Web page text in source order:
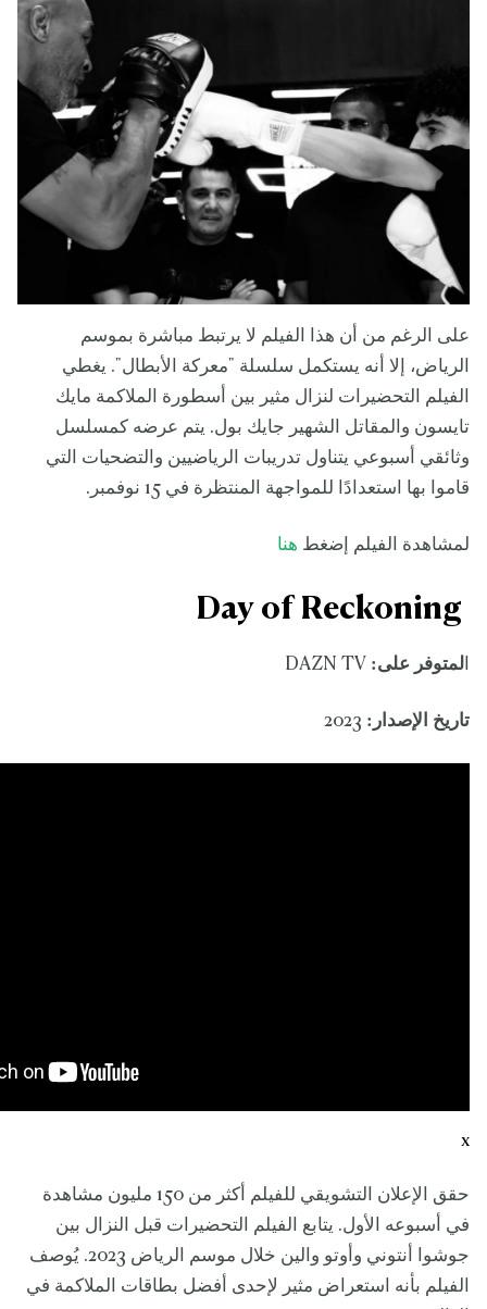
على الرغم من أن هذا الفيلم لا يرتبط مباشرة بموسم
الرياض، إلا أنه يستكمل سلسلة "معركة الأبطال". يغطي
الفيلم التحضيرات لنزال مثير بين أسطورة الملاكمة مايك
تايسون والمقاتل الشهير جايك بول. يتم عرضه كمسلسل
وثائقي أسبوعي يتناول تدريبات الرياضيين والتضحيات التي
قاموا بها استعدادًا للمواجهة المنتظرة في 15 نوفمبر.
لمشاهدة الفيلم إضغط هنا
لمتوفر على:
تاريخ الإصدار:
x
حقق الإعلان التشويقي للفيلم أكثر من 150 مليون مشاهدة
في أسبوعه الأول. يتابع الفيلم التحضيرات قبل النزال بين
جوشوا أنتوني وأوتو والين خلال موسم الرياض 2023. يُوصف
الفيلم بأنه استعراض مثير لإحدى أفضل بطاقات الملاكمة في